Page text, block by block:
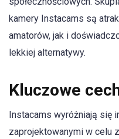
kamery Instacams są
amatorów, jak i
lekkiej alternatywy.
Kluczowe
Instacams wyróżniają się
zaprojektowanymi w celu